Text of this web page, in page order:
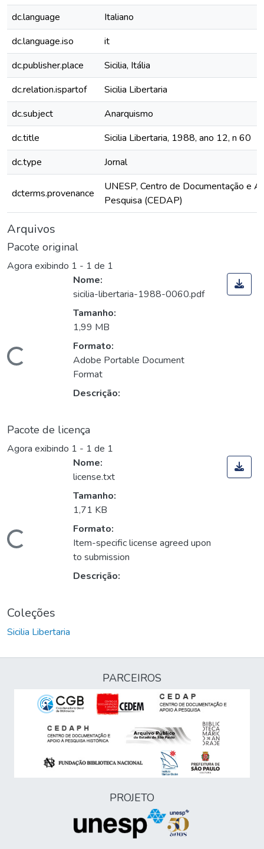
dc.language
Italiano
dc.language.iso
it
dc.publisher.place
Sicilia, Itália
dc.relation.ispartof
Sicilia Libertaria
dc.subject
Anarquismo
dc.title
Sicilia Libertaria, 1988, ano 12, n 60
dc.type
Jornal
dcterms.provenance
UNESP, Centro de Documentação e
Pesquisa (CEDAP)
Arquivos
Pacote original
Agora exibindo 1 - 1 de 1
Carregando...
Nome:
sicilia-libertaria-1988-0060.pdf
Tamanho:
1,99 MB
Formato:
Adobe Portable Document
Format
Descrição:
Pacote de licença
Agora exibindo 1 - 1 de 1
Carregando...
Nome:
license.txt
Tamanho:
1,71 KB
Formato:
Item-specific license agreed upon
to submission
Descrição:
Coleções
Sicilia Libertaria
PARCEIROS
PROJETO